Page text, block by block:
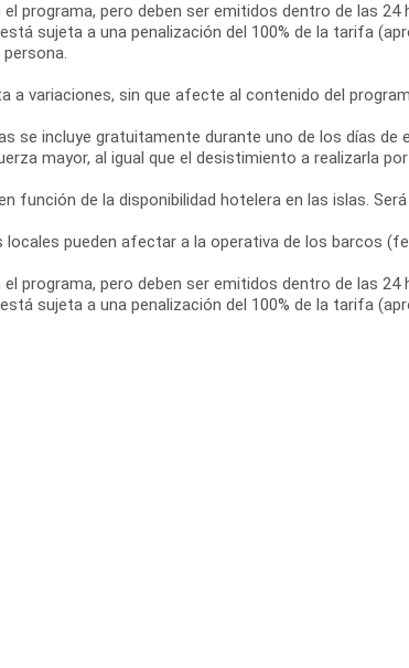
programa, pero deben ser emitidos dentro de las
sujeta a una penalización del 100% de la tarifa
a variaciones, sin que afecte al contenido del
se incluye gratuitamente durante uno de los días
mayor, al igual que el desistimiento a realizarla
función de la disponibilidad hotelera en las islas.
pueden afectar a la operativa de los barcos
programa, pero deben ser emitidos dentro de las
sujeta a una penalización del 100% de la tarifa